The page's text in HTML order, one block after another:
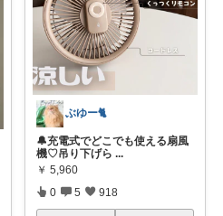
ぶゆー🐈
🔔充電式でどこでも使える扇風
機♡吊り下げら ...
￥ 5,960
0 5 918